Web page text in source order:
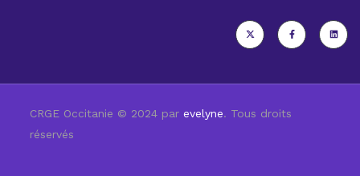
CRGE Occitanie © 2024 parevelyne. Tous droits
réservés